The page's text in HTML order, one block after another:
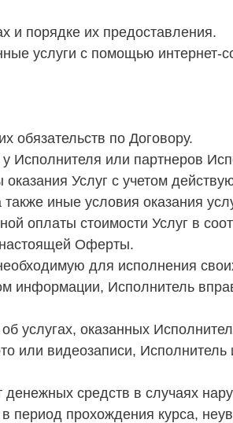
и порядке их предоставления.
услуги с помощью интернет-
обязательств по Договору.
Исполнителя или партнеров
Услуг с учетом
иные условия оказания
оплаты стоимости Услуг в
настоящей Оферты.
для исполнения
информации, Исполнитель
услугах, оказанных
или видеозаписи,
денежных средств в случаях
период прохождения курса,